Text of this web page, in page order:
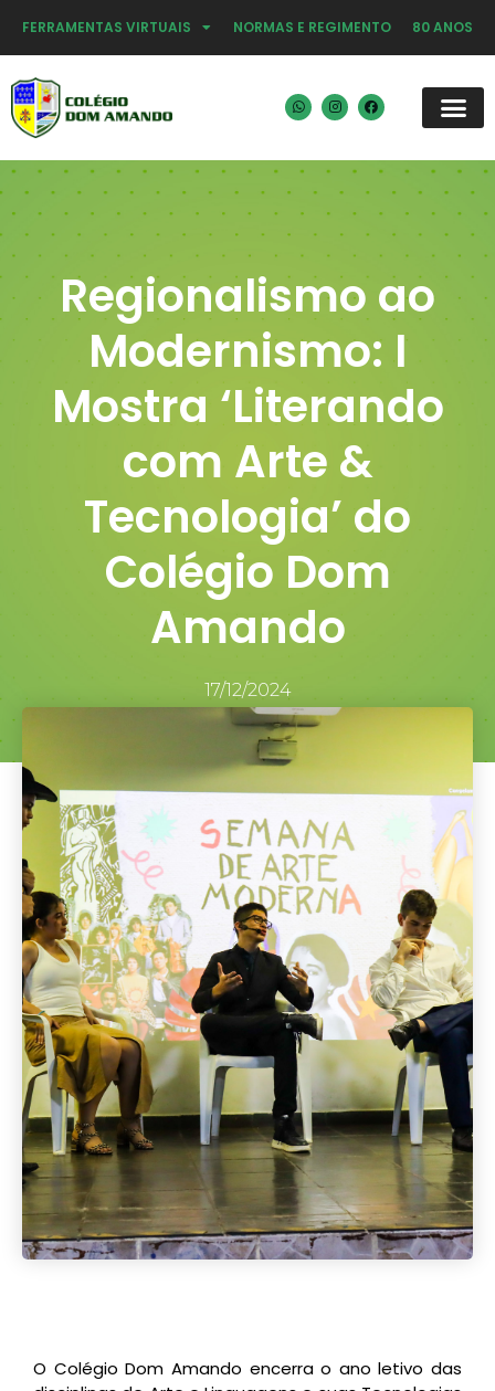
FERRAMENTAS VIRTUAIS NORMAS E REGIMENTO 80 ANOS
Regionalismo ao
Modernismo: I
Mostra ‘Literando
com Arte &
Tecnologia’ do
Colégio Dom
Amando
17/12/2024
O Colégio Dom Amando encerra o ano letivo das